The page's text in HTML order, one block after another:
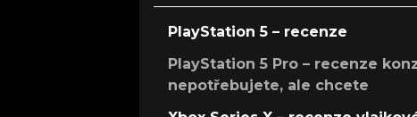
PlayStation 5 – recenze
PlayStation 5 Pro – recenze
nepotřebujete, ale chcete